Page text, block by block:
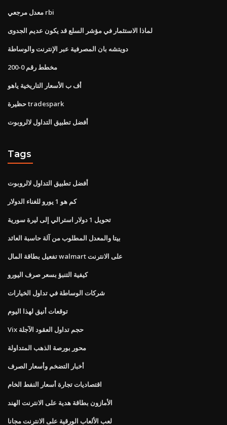
معدل مرجعي rbi
لماذا الاستثمار في مؤشر السلع قد يكون عديم الجدوى
دويتشه بان المصرفية عبر الإنترنت والوساطة
مخطط رقم 0-200
أف ب الأسعار التاريخية ياهو
حظيرة tradespark
أفضل تطبيق التداول لالروبوت
Tags
أفضل تطبيق التداول لالروبوت
كم هو 1 يورو للغناء الدولار
تحويل 1 دولار استرالي إلى ليرة سورية
بيتا والمعدل المطلوب من آلة حاسبة العائد
تفعيل بطاقة المال walmart على الانترنت
كيفية التنبؤ بسعر صرف اليورو
شركات الوساطة في تداول الخيارات
توقعات أنيق لهذا اليوم
Vix حجم تداول العقود الآجلة
محور بورصة الذهب المتداولة
أخبار التضخم وأسعار الصرف
اقتصاديات تجارة أسعار النفط الخام
الأمازون بطاقة هدية على الانترنت الهند
لعب الألعاب الورقية على الانترنت مجانا